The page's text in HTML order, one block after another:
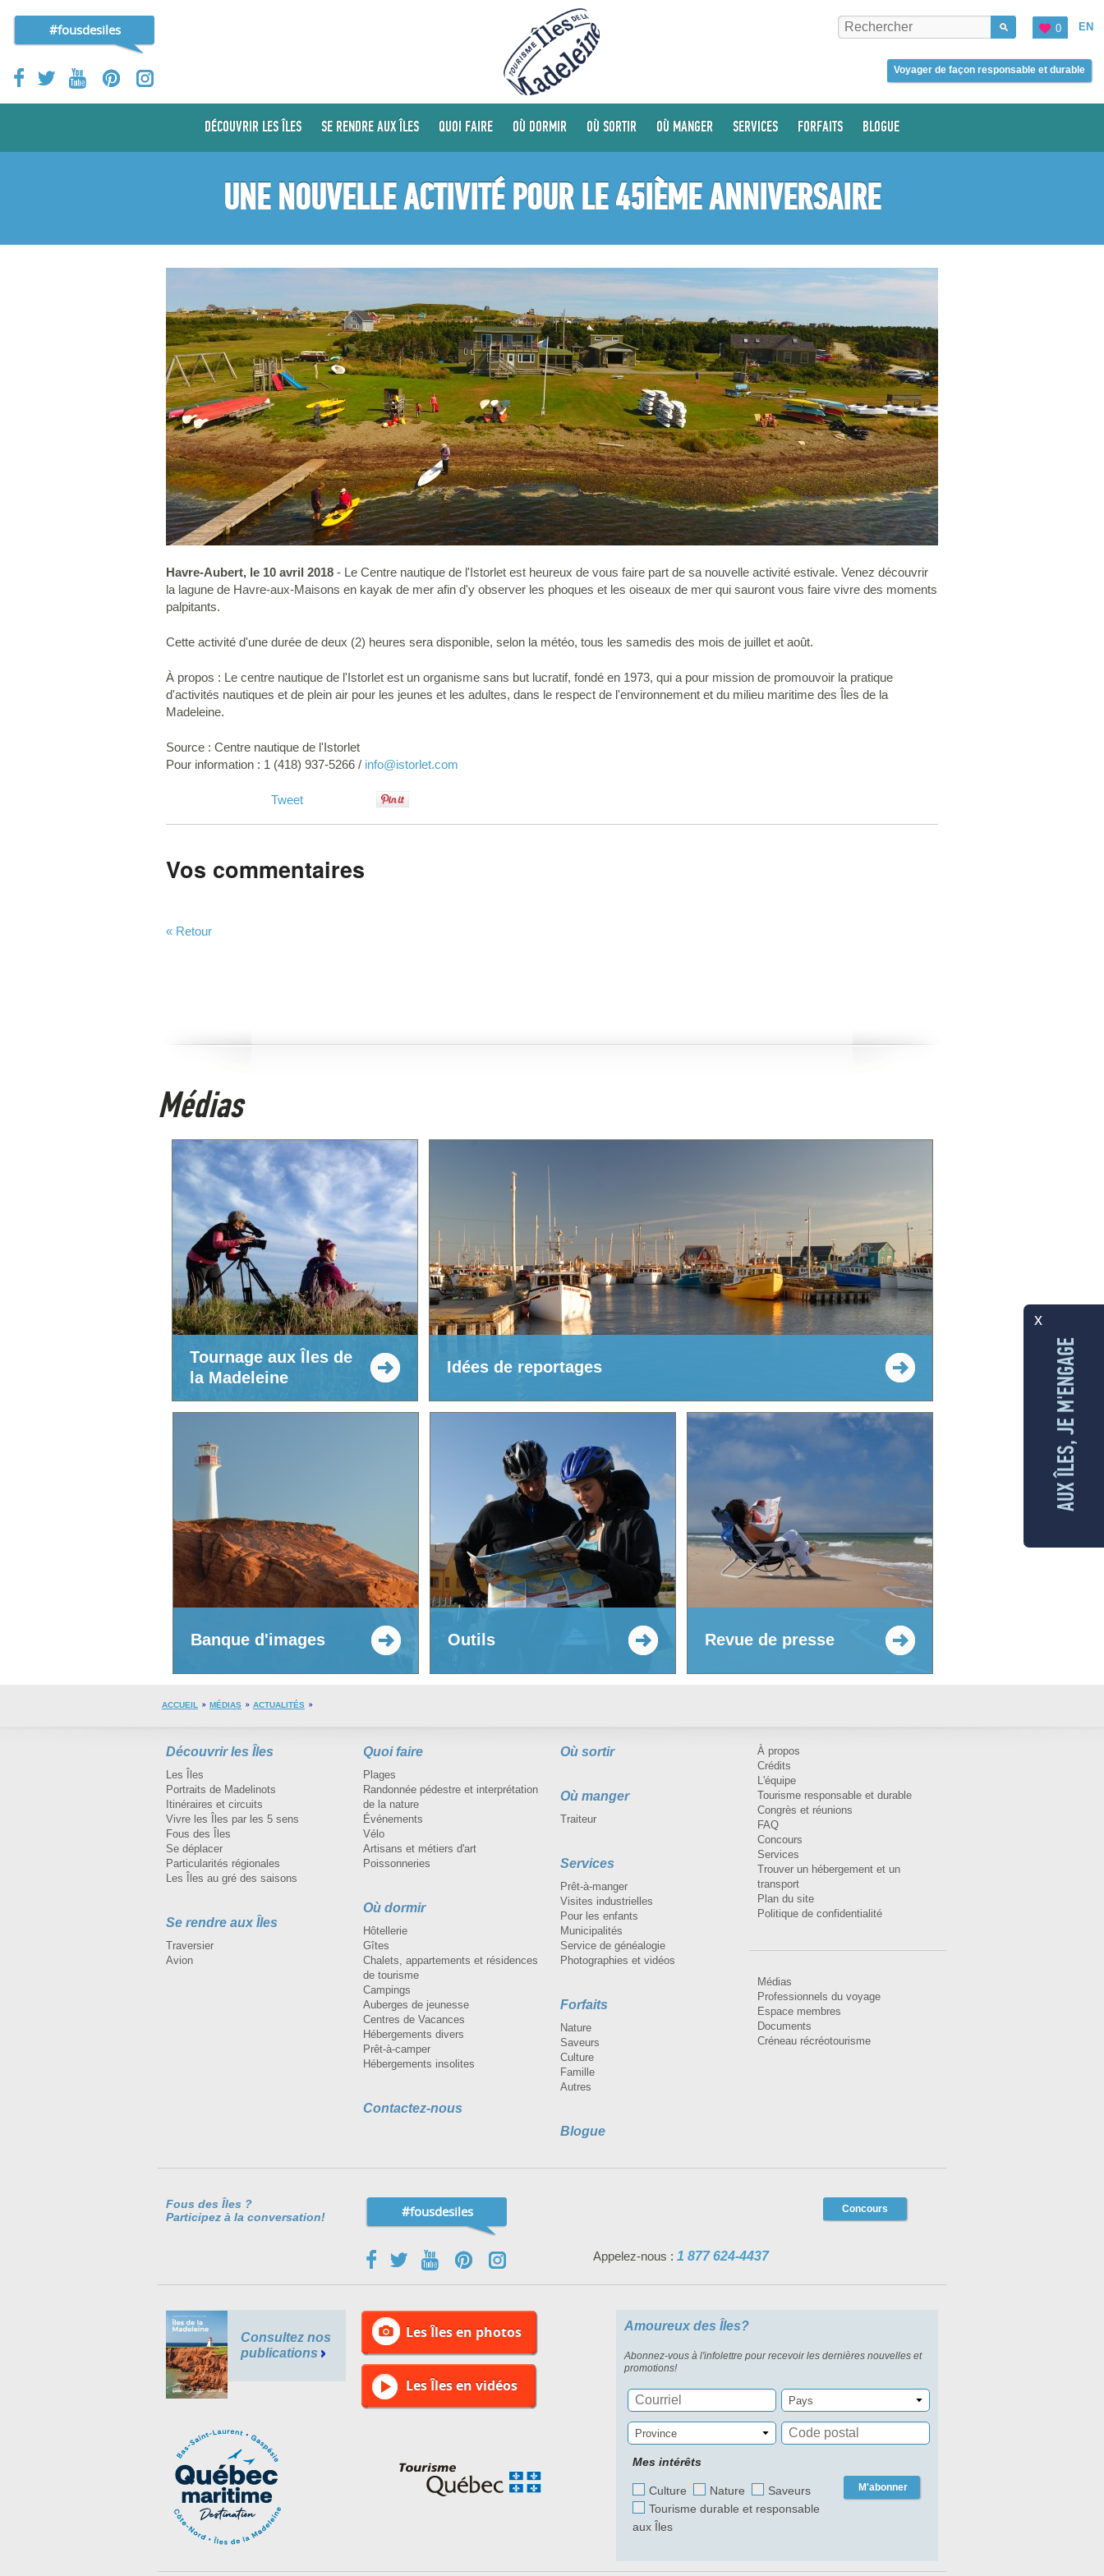
#fousdesiles EN
0
Voyager de façon responsable et durable
DÉCOUVRIR LES ÎLES SE RENDRE AUX ÎLES QUOI FAIRE OÙ DORMIR OÙ SORTIR OÙ MANGER SERVICES FORFAITS BLOGUE
UNE NOUVELLE ACTIVITÉ POUR LE 45IÈME ANNIVERSAIRE
Havre-Aubert, le 10 avril 2018 - Le Centre nautique de l'Istorlet est heureux de vous faire part de sa nouvelle activité estivale. Venez découvrir
la lagune de Havre-aux-Maisons en kayak de mer afin d'y observer les phoques et les oiseaux de mer qui sauront vous faire vivre des moments
palpitants.
Cette activité d'une durée de deux (2) heures sera disponible, selon la météo, tous les samedis des mois de juillet et août.
À propos : Le centre nautique de l'Istorlet est un organisme sans but lucratif, fondé en 1973, qui a pour mission de promouvoir la pratique
d'activités nautiques et de plein air pour les jeunes et les adultes, dans le respect de l'environnement et du milieu maritime des Îles de la
Madeleine.
Source : Centre nautique de l'Istorlet
Pour information : 1 (418) 937-5266 / info@istorlet.com
Tweet
Vos commentaires
« Retour
Médias
Tournage aux Îles de
la Madeleine
Idées de reportages
Banque d'images Outils Revue de presse
ACCUEIL MÉDIAS ACTUALITÉS
Découvrir les Îles
Les Îles
Portraits de Madelinots
Itinéraires et circuits
Vivre les Îles par les 5 sens
Fous des Îles
Se déplacer
Particularités régionales
Les Îles au gré des saisons
Se rendre aux Îles
Traversier
Avion
Quoi faire
Plages
Randonnée pédestre et interprétation
de la nature
Événements
Vélo
Artisans et métiers d'art
Poissonneries
Où dormir
Hôtellerie
Gîtes
Chalets, appartements et résidences
de tourisme
Campings
Auberges de jeunesse
Centres de Vacances
Hébergements divers
Prêt-à-camper
Hébergements insolites
Contactez-nous
Où sortir
Où manger
Traiteur
Services
Prêt-à-manger
Visites industrielles
Pour les enfants
Municipalités
Service de généalogie
Photographies et vidéos
Forfaits
Nature
Saveurs
Culture
Famille
Autres
Blogue
À propos
Crédits
L'équipe
Tourisme responsable et durable
Congrès et réunions
FAQ
Concours
Services
Trouver un hébergement et un
transport
Plan du site
Politique de confidentialité
Médias
Professionnels du voyage
Espace membres
Documents
Créneau récréotourisme
Fous des Îles ?
Participez à la conversation!
#fousdesiles Concours
Appelez-nous : 1 877 624-4437
Consultez nos
publications
Les Îles en photos
Les Îles en vidéos
Amoureux des Îles?
Abonnez-vous à l'infolettre pour recevoir les dernières nouvelles et
promotions!
Pays
Province
Mes intérêts
Culture Nature
Saveurs
Tourisme durable et responsable
aux Îles
M'abonner
x
AUX ÎLES, JE M'ENGAGE